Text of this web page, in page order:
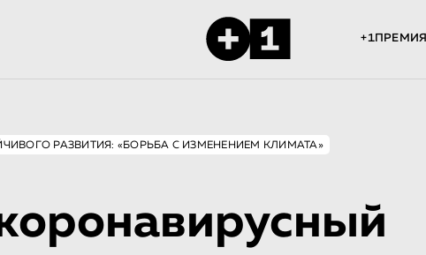
+1ПРЕМИЯ
РАЗВИТИЯ: «БОРЬБА С ИЗМЕНЕНИЕМ КЛИМАТА»